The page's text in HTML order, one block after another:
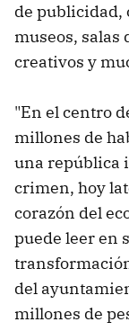
de publicidad,
museos, salas
creativos y
"En el centro
millones de
una república
crimen, hoy
corazón del
puede leer en
del
millones de